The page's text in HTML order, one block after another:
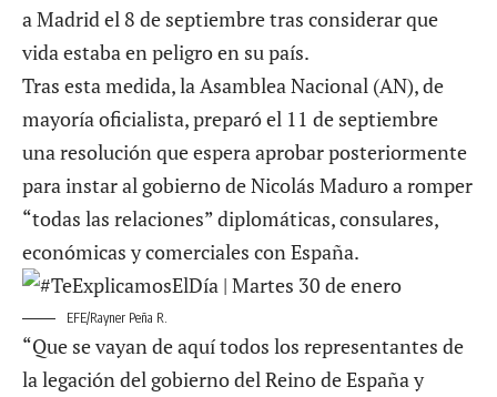
a Madrid el 8 de septiembre tras considerar que
vida estaba en peligro en su país.
Tras esta medida, la Asamblea Nacional (AN), de
mayoría oficialista, preparó el 11 de septiembre
una resolución que espera aprobar posteriormente
para instar al gobierno de Nicolás Maduro a romper
“todas las relaciones” diplomáticas, consulares,
económicas y comerciales con España.
EFE/Rayner Peña R.
“Que se vayan de aquí todos los representantes de
la legación del gobierno del Reino de España y